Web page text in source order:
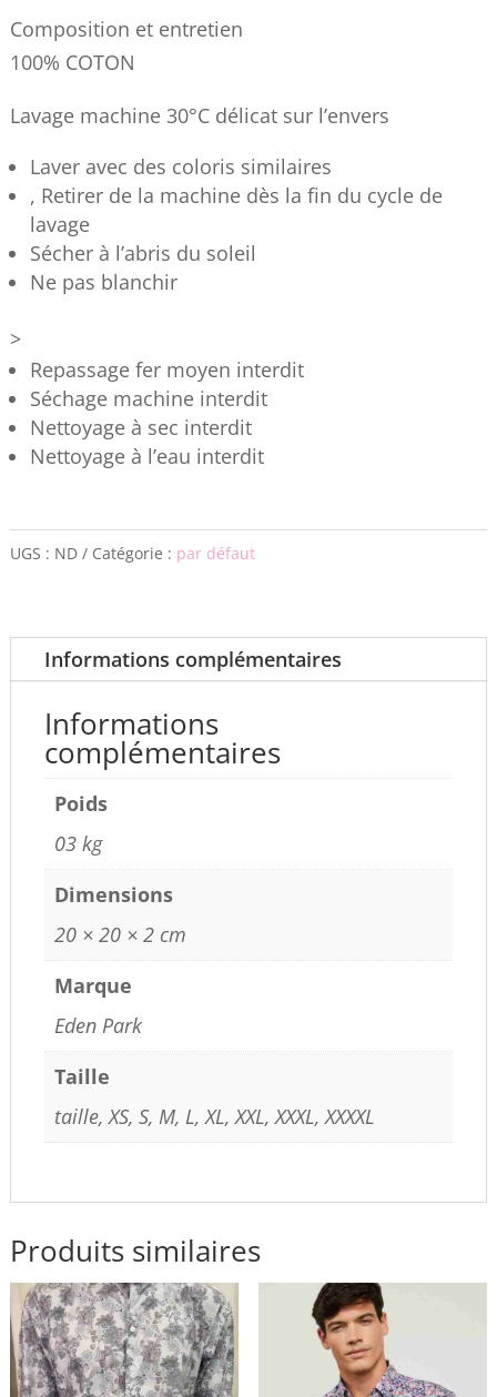
Composition et entretien
100% COTON
Lavage machine 30°C délicat sur l’envers
Laver avec des coloris similaires
, Retirer de la machine dès la fin du cycle de
lavage
Sécher à l’abris du soleil
Ne pas blanchir
>
Repassage fer moyen interdit
Séchage machine interdit
Nettoyage à sec interdit
Nettoyage à l’eau interdit
UGS : ND Catégorie : par défaut
Informations complémentaires
Informations
complémentaires
Poids
03 kg
Dimensions
20 × 20 × 2 cm
Marque
Eden Park
Taille
taille, XS, S, M, L, XL, XXL, XXXL, XXXXL
Produits similaires